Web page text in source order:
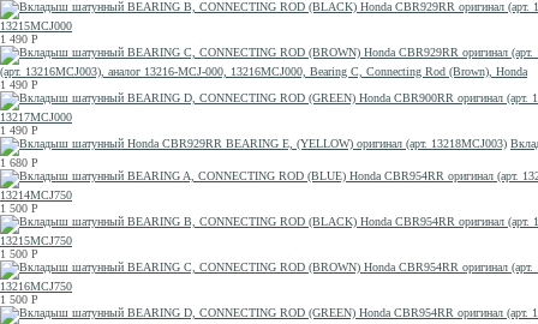
13215MCJ000
1 490 Р
(арт. 13216MCJ003), аналог 13216-MCJ-000, 13216MCJ000, Bearing C, Connecting Rod (Brown), Honda
1 490 Р
13217MCJ000
1 490 Р
1 680 Р
13214MCJ750
1 500 Р
13215MCJ750
1 500 Р
13216MCJ750
1 500 Р